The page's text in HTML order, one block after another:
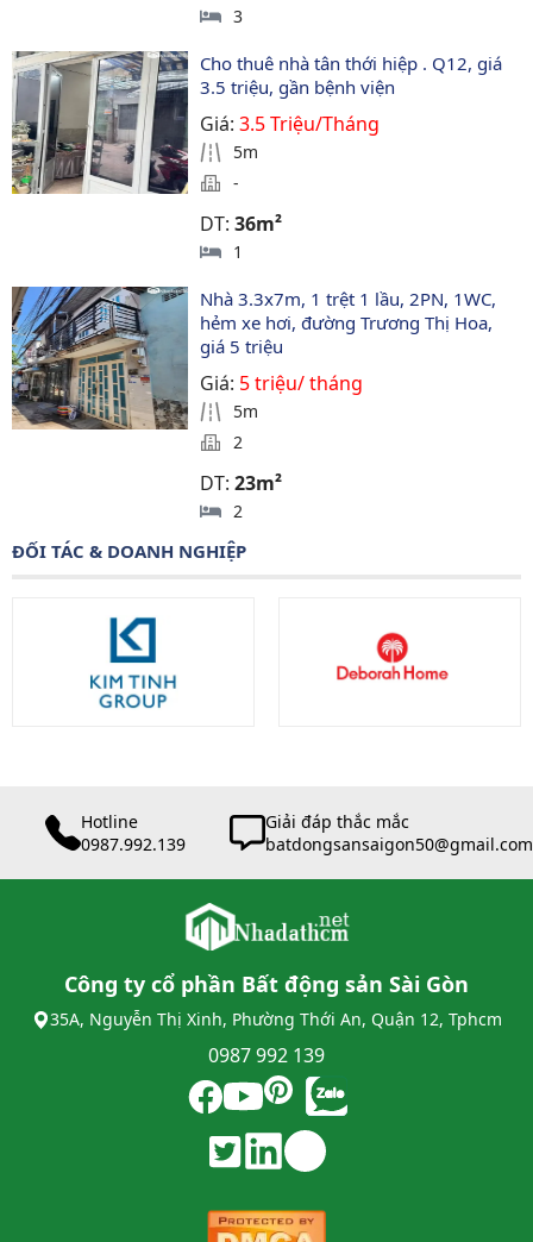
3
Cho thuê nhà tân thới hiệp . Q12, giá
3.5 triệu, gần bệnh viện
Giá:3.5 Triệu/Tháng
5m
-
DT:36m²
1
Nhà 3.3x7m, 1 trệt 1 lầu, 2PN, 1WC,
hẻm xe hơi, đường Trương Thị Hoa,
giá 5 triệu
Giá: 5 triệu/ tháng
5m
2
DT:23m²
2
ĐỐI TÁC & DOANH NGHIỆP
Hotline
0987.992.139
Giải đáp thắc mắc
batdongsansaigon50@gmail.com
Công ty cổ phần Bất động sản Sài Gòn
35A, Nguyễn Thị Xinh, Phường Thới An, Quận 12, Tphcm
0987 992 139